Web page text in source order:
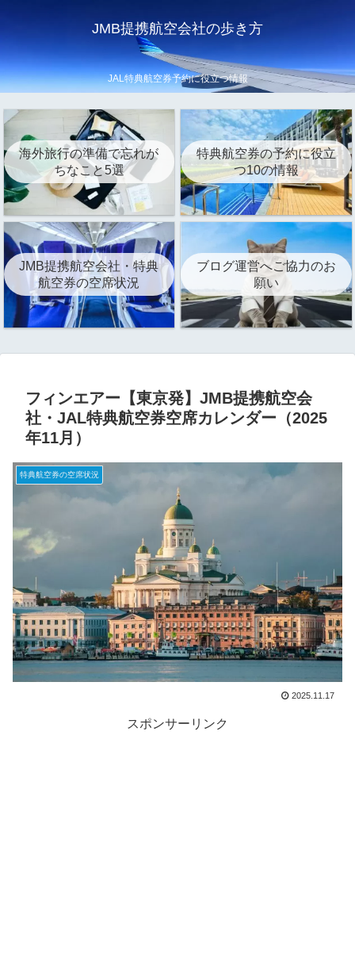
JMB提携航空会社の歩き方
JAL特典航空券予約に役立つ情報
海外旅行の準備で忘れが
ちなこと5選
特典航空券の予約に役立
つ10の情報
JMB提携航空会社・特典
航空券の空席状況
ブログ運営へご協力のお
願い
フィンエアー【東京発】JMB提携航空会
社・JAL特典航空券空席カレンダー（2025
年11月）
特典航空券の空席状況
2025.11.17
スポンサーリンク